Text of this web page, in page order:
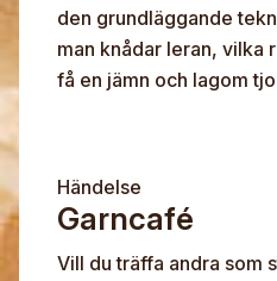
den grundläggande
man knådar leran, vilka
få en jämn och lagom
Händelse
Garncafé
Vill du träffa andra som